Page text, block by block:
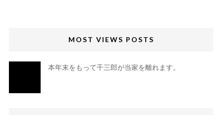
MOST VIEWS POSTS
本年末をもって千三郎が当家を離れます。